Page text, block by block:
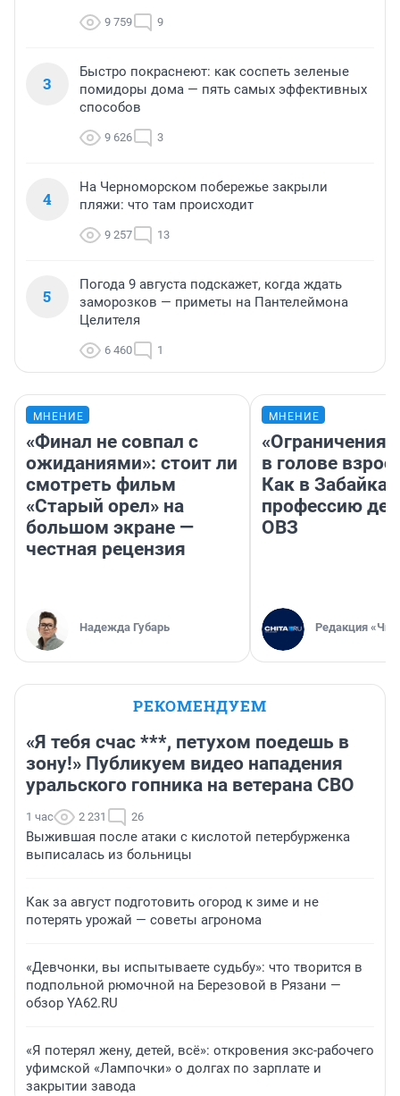
9 759 9
3
Быстро покраснеют: как соспеть зеленые
помидоры дома — пять самых эффективных
способов
9 626 3
4
На Черноморском побережье закрыли
пляжи: что там происходит
9 257 13
5
Погода 9 августа подскажет, когда ждать
заморозков — приметы на Пантелеймона
Целителя
6 460 1
МНЕНИЕ
«Финал не совпал с
ожиданиями»: стоит ли
смотреть фильм
«Старый орел» на
большом экране —
честная рецензия
Надежда Губарь
МНЕНИЕ
«Ограничения
в голове
Как в
профессию
ОВЗ
Редакция
РЕКОМЕНДУЕМ
«Я тебя счас ***, петухом поедешь в
зону!» Публикуем видео нападения
уральского гопника на ветерана СВО
1 час 2 231 26
Выжившая после атаки с кислотой петербурженка
выписалась из больницы
Как за август подготовить огород к зиме и не
потерять урожай — советы агронома
«Девчонки, вы испытываете судьбу»: что творится в
подпольной рюмочной на Березовой в Рязани —
обзор YA62.RU
«Я потерял жену, детей, всё»: откровения экс-рабочего
уфимской «Лампочки» о долгах по зарплате и
закрытии завода